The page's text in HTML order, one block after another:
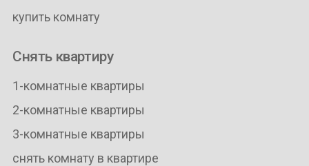
купить комнату
Снять квартиру
1-комнатные квартиры
2-комнатные квартиры
3-комнатные квартиры
снять комнату в квартире